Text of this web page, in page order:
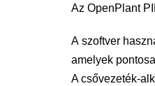
Az OpenPlant
A szoftver
amelyek
A csővezeték-